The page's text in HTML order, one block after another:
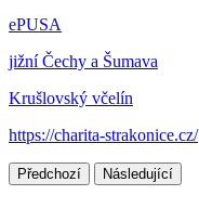
ePUSA
jižní Čechy a Šumava
Krušlovský včelín
https://charita-strakonice.cz/
Předchozí Následující